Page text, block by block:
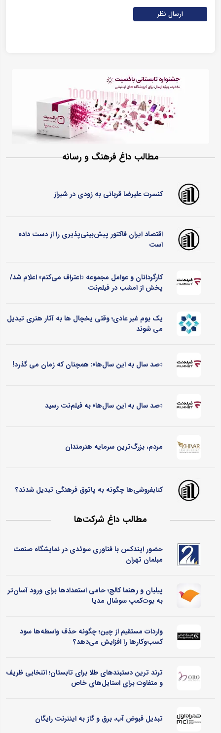
ارسال نظر
مطالب داغ فرهنگ و رسانه
کنسرت علیرضا قربانی به زودی در شیراز
اقتصاد ایران فاکتور پیش‌بینی‌پذیری را از دست داده
است
کارگردانان و عوامل مجموعه «اعتراف می‌کنم» اعلام شد/
پخش از امشب در فیلم‌نت
یک بوم غیر عادی؛ وقتی یخچال ‌ها به آثار هنری تبدیل
می ‌شوند
«صد سال به این سال‌ها»: همچنان که زمان می گذرد!
«صد سال به این سال‌ها» به فیلم‌نت رسید
مردم، بزرگ‌ترین سرمایه هنرمندان
کتابفروشی‌ها چگونه به پاتوق فرهنگی تبدیل شدند؟
مطالب داغ شرکت‌ها
حضور ایندکس با فناوری سوئدی در نمایشگاه صنعت
مبلمان تهران
پیلبان و رهنما کالج؛ حامی استعدادها برای ورود آسان‌تر
به بوت‌کمپ سوشال مدیا
واردات مستقیم از چین؛ چگونه حذف واسطه‌ها سود
کسب‌وکارها را افزایش می‌دهد؟
ترند ترین دستبندهای طلا برای تابستان؛ انتخابی ظریف
و متفاوت برای استایل‌های خاص
تبدیل قبوض آب، برق و گاز به اینترنت رایگان